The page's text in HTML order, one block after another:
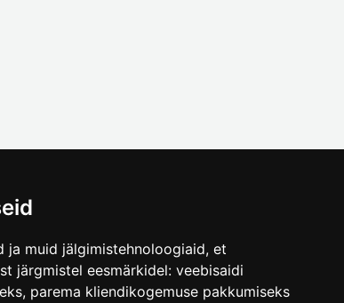
ja muid jälgimistehnoloogiaid, et
järgmistel eesmärkidel: veebisaidi
, parema kliendikogemuse pakkumiseks